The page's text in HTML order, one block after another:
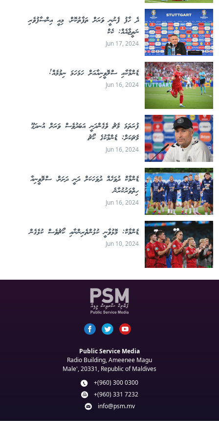
ދެ ހާފު ފެނުނީ ވަރަށް ތަފާތުކޮށް، މިއީ އިންސާފުވެރި
ނަތީޖާއެއް: ކެކް
Jun 17, 2024
ޑެންމާކާއި ސްލޮވީނިއާއަށް ހަމަހަމަ ނިމުމެއް!
Jun 16, 2024
ފުރަތަމަ މެޗު ވެގެންދަނީ އަބަދުވެސް ވަރަށް އުނދަގޫ
މެޗަކަށް: ޑެންމާކުގެ ކޯޗު
Jun 16, 2024
ޑެންމާކް ދުވަހެއް ދުވަހަކަށް ދަނީ ދަށަށް، ސްލޮވީނިއާ
ހިތްވަރުކުރާނެ
Jun 16, 2024
ޑެންމާކް: މޮޅުވާނީ ކުޅުންތެރިންނާއި ކޯޗުވެސް ކުޅެގެން
Jun 10, 2024
Public Service Media
Radio Building, Ameenee Magu
Male', 20331, Republic of Maldives
+(960) 300 0300
+(960) 331 7232
info@psm.mv